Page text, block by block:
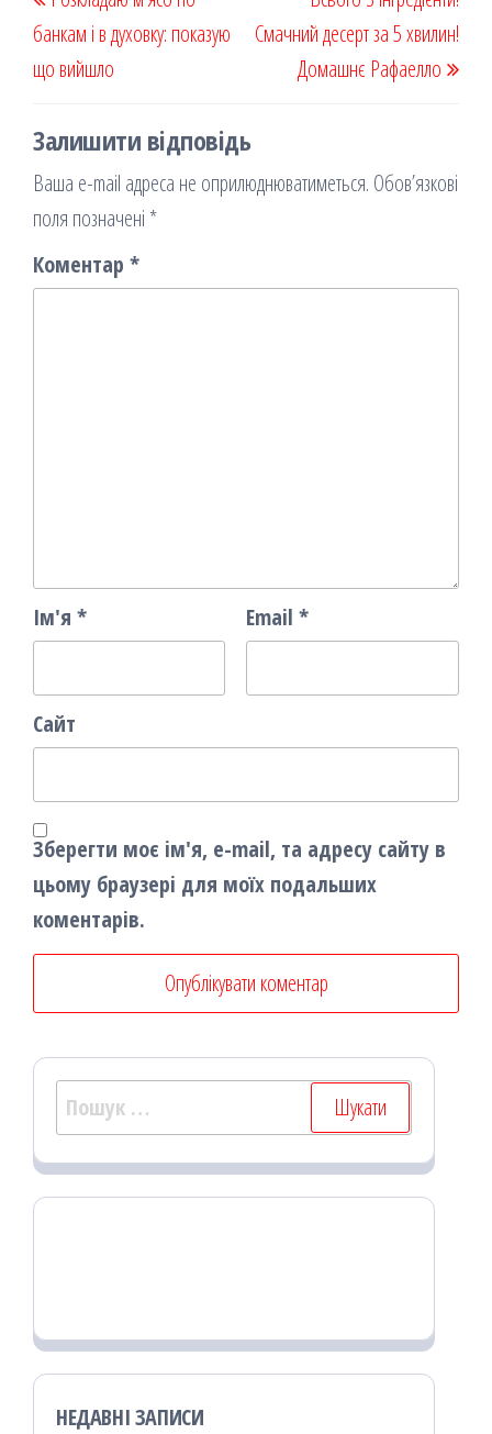
я
записів
запис
банкам і в духовку: показую
що вийшло
Смачний десерт за 5 хвилин!
Домашнє Рафаелло
Залишити відповідь
Ваша e-mail адреса не оприлюднюватиметься. Обов’язкові
поля позначені *
Коментар *
Ім'я * Email *
Сайт
Зберегти моє ім'я, e-mail, та адресу сайту в
цьому браузері для моїх подальших
коментарів.
Пошук:
НЕДАВНІ ЗАПИСИ